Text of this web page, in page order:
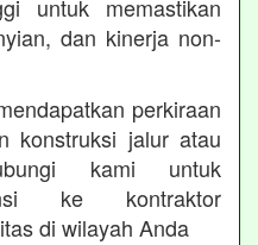
untuk memastikan
dan kinerja non-
perkiraan
konstruksi jalur atau
kami untuk
ke kontraktor
di wilayah Anda